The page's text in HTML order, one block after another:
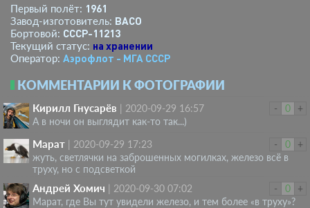
Первый полёт: 1961
Завод-изготовитель: ВАСО
Бортовой: СССР-11213
Текущий статус: на хранении
Оператор: Аэрофлот - МГА СССР
КОММЕНТАРИИ К ФОТОГРАФИИ
- 0 +
Кирилл Гнусарёв
2020-09-29 16:57
А в ночи он выглядит как-то так...)
-
0 +
Марат
2020-09-29 17:23
жуть, светлячки на заброшенных могилках, железо всё в
труху, но с подсветкой
-
0 +
Андрей Хомич
2020-09-30 07:02
Марат, где Вы тут увидели железо, и тем более «в труху»?